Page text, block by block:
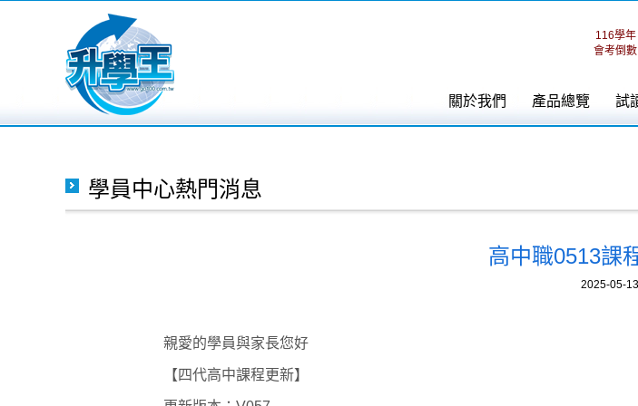
關於我們 產品總覽 試
116學年
會考倒數
學員中心熱門消息
高中職0513課
2025-05-13
親愛的學員與家長您好
【四代高中課程更新】